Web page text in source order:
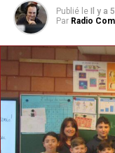
Publié le Il y a
Par Radio